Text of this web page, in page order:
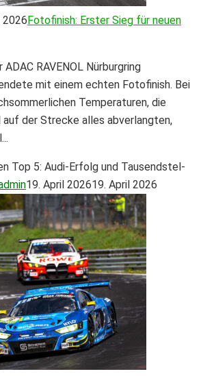
2026Fotofinish: Erster Sieg für neuen
RAVENOL Nürburgring
mit einem echten Fotofinish. Bei
Temperaturen, die
auf der Strecke alles abverlangten,
Top 5: Audi-Erfolg und Tausendstel-
19. April 202619. April 2026